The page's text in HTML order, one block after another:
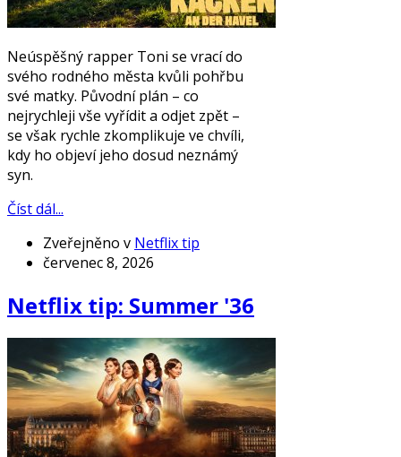
Neúspěšný rapper Toni se vrací do
svého rodného města kvůli pohřbu
své matky. Původní plán – co
nejrychleji vše vyřídit a odjet zpět –
se však rychle zkomplikuje ve chvíli,
kdy ho objeví jeho dosud neznámý
syn.
Číst dál...
Zveřejněno v Netflix tip
červenec 8, 2026
Netflix tip: Summer '36